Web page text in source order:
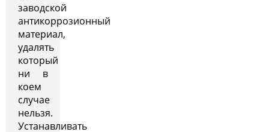
заводской
антикоррозионный
материал,
удалять
который
ни в
коем
случае
нельзя.
Устанавливать